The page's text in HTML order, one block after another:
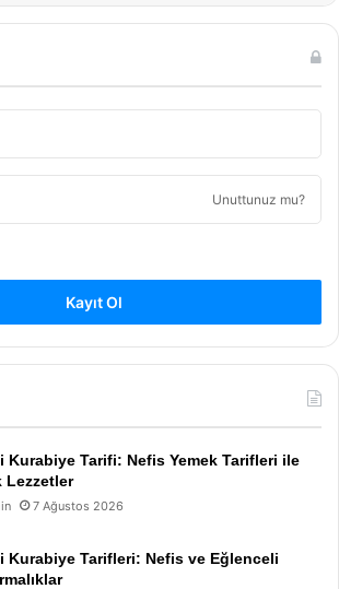
Unuttunuz mu?
Kayıt Ol
Kurabiye Tarifi: Nefis Yemek Tarifleri ile
Lezzetler
7 Ağustos 2026
Kurabiye Tarifleri: Nefis ve Eğlenceli